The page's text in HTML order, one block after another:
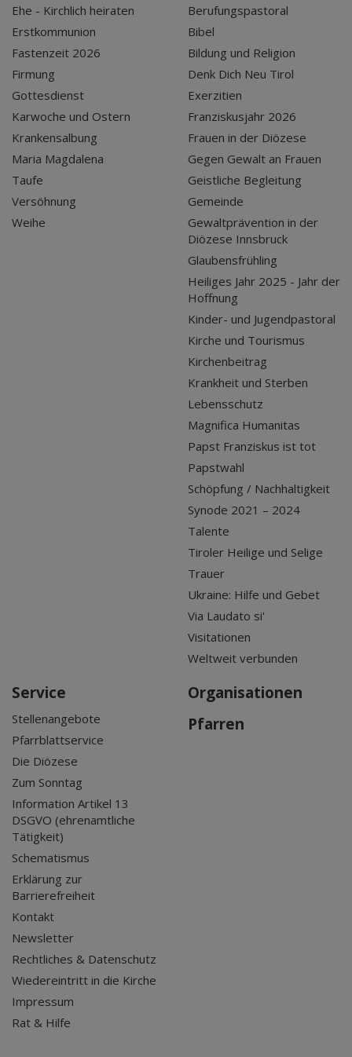
Ehe - Kirchlich heiraten
Erstkommunion
Fastenzeit 2026
Firmung
Gottesdienst
Karwoche und Ostern
Krankensalbung
Maria Magdalena
Taufe
Versöhnung
Weihe
Berufungspastoral
Bibel
Bildung und Religion
Denk Dich Neu Tirol
Exerzitien
Franziskusjahr 2026
Frauen in der Diözese
Gegen Gewalt an Frauen
Geistliche Begleitung
Gemeinde
Gewaltprävention in der
Diözese Innsbruck
Glaubensfrühling
Heiliges Jahr 2025 - Jahr der
Hoffnung
Kinder- und Jugendpastoral
Kirche und Tourismus
Kirchenbeitrag
Krankheit und Sterben
Lebensschutz
Magnifica Humanitas
Papst Franziskus ist tot
Papstwahl
Schöpfung / Nachhaltigkeit
Synode 2021 – 2024
Talente
Tiroler Heilige und Selige
Trauer
Ukraine: Hilfe und Gebet
Via Laudato si'
Visitationen
Weltweit verbunden
Service
Stellenangebote
Pfarrblattservice
Die Diözese
Zum Sonntag
Information Artikel 13
DSGVO (ehrenamtliche
Tätigkeit)
Schematismus
Erklärung zur
Barrierefreiheit
Kontakt
Newsletter
Rechtliches & Datenschutz
Wiedereintritt in die Kirche
Impressum
Rat & Hilfe
Organisationen
Pfarren